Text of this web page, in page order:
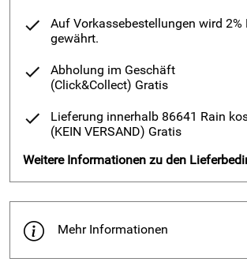
Auf Vorkassebestellungen wird 2%
gewährt.
Abholung im Geschäft
(Click&Collect) Gratis
Lieferung innerhalb 86641 Rain
(KEIN VERSAND) Gratis
Weitere Informationen zu den
Mehr Informationen